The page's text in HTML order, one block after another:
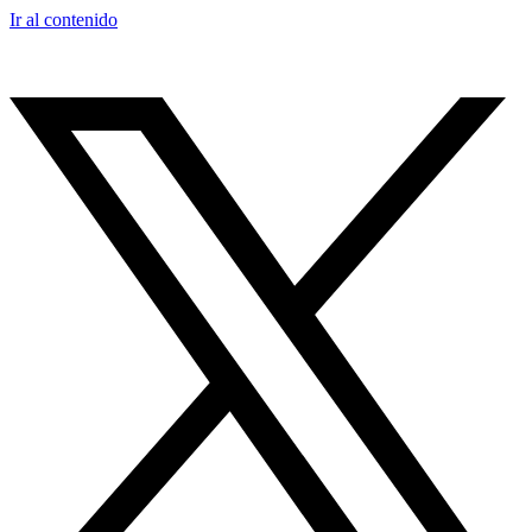
Ir al contenido